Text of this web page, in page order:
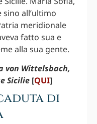
all’ultimo
meridionale
fatto sua e
alla sua gente.
von Wittelsbach,
Sicilie [QUI]
di